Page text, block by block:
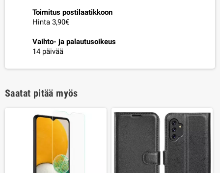
Toimitus postilaatikkoon
Hinta 3,90€
Vaihto- ja palautusoikeus
14 päivää
Saatat pitää myös